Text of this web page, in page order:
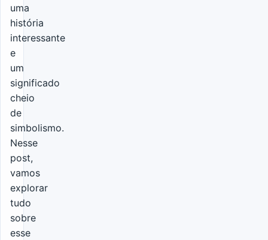
uma
história
interessante
e
um
significado
cheio
de
simbolismo.
Nesse
post,
vamos
explorar
tudo
sobre
esse